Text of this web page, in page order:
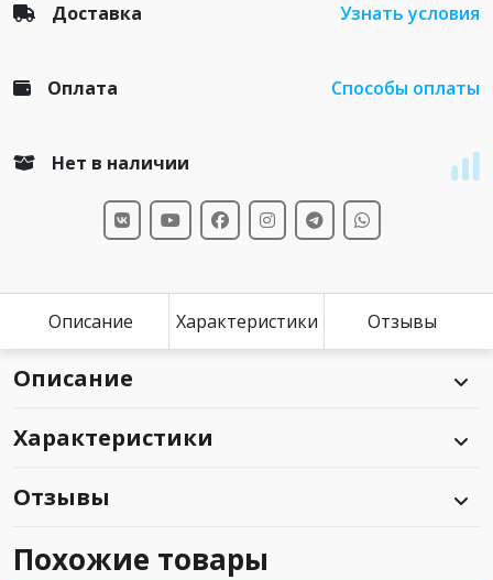
Доставка Узнать условия
Оплата Способы оплаты
Нет в наличии
Описание Характеристики Отзывы
Описание
Характеристики
Отзывы
Похожие товары